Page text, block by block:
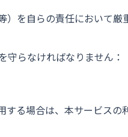
を自らの責任において厳
守らなければなりません：
る場合は、本サービスの